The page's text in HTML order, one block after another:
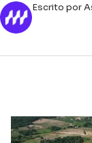
Escrito por